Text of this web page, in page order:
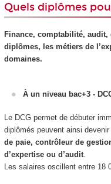
Quels diplômes
Finance, comptabilité,
diplômes, les métiers de
domaines.
À un niveau bac+3 -
Le DCG permet de débuter
diplômés peuvent ainsi devenir
de paie, contrôleur de
d’expertise ou d’audit.
Les salaires oscillent entre 18